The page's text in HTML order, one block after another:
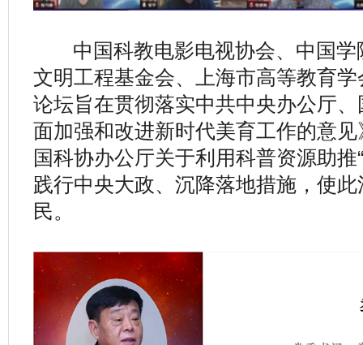
中国科教电影电视协会、中国学
文明工程基金会、上海市高等教育
论坛旨在贯彻落实中共中央办公厅
面加强和改进新时代美育工作的意
国科协办公厅关于利用科普资源助推
践行中央大政、沉降落地措施，使
民。